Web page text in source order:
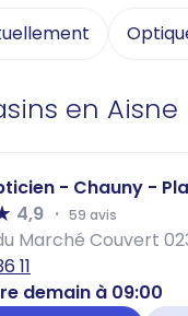
en Aisne
- Chauny -
4,9
59 avis
Marché Couvert
11
demain à 09:00